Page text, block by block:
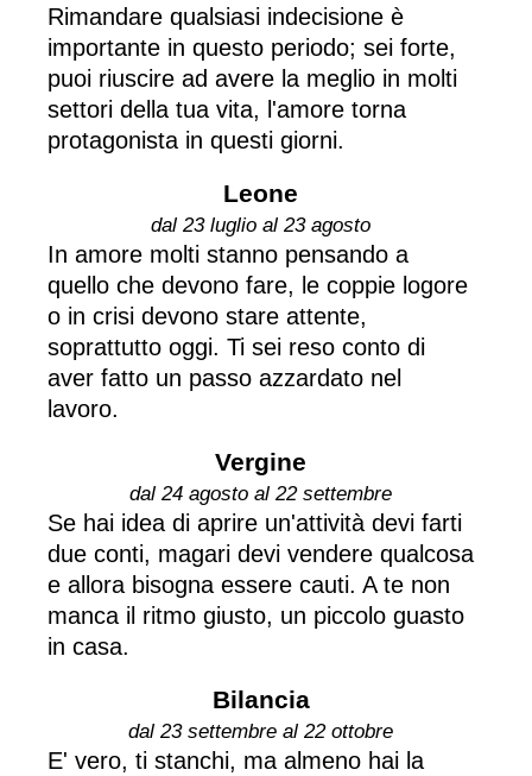
Rimandare qualsiasi indecisione è
importante in questo periodo; sei forte,
puoi riuscire ad avere la meglio in molti
settori della tua vita, l'amore torna
protagonista in questi giorni.
Leone
dal 23 luglio al 23 agosto
In amore molti stanno pensando a
quello che devono fare, le coppie logore
o in crisi devono stare attente,
soprattutto oggi. Ti sei reso conto di
aver fatto un passo azzardato nel
lavoro.
Vergine
dal 24 agosto al 22 settembre
Se hai idea di aprire un'attività devi farti
due conti, magari devi vendere qualcosa
e allora bisogna essere cauti. A te non
manca il ritmo giusto, un piccolo guasto
in casa.
Bilancia
dal 23 settembre al 22 ottobre
E' vero, ti stanchi, ma almeno hai la